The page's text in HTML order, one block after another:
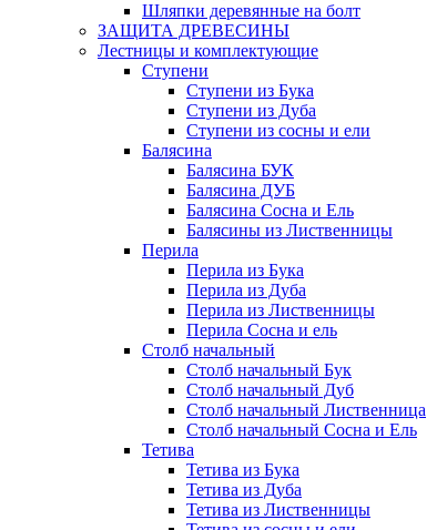
Шляпки деревянные на болт
ЗАЩИТА ДРЕВЕСИНЫ
Лестницы и комплектующие
Ступени
Ступени из Бука
Ступени из Дуба
Ступени из сосны и ели
Балясина
Балясина БУК
Балясина ДУБ
Балясина Сосна и Ель
Балясины из Лиственницы
Перила
Перила из Бука
Перила из Дуба
Перила из Лиственницы
Перила Сосна и ель
Столб начальный
Столб начальный Бук
Столб начальный Дуб
Столб начальный Лиственница
Столб начальный Сосна и Ель
Тетива
Тетива из Бука
Тетива из Дуба
Тетива из Лиственницы